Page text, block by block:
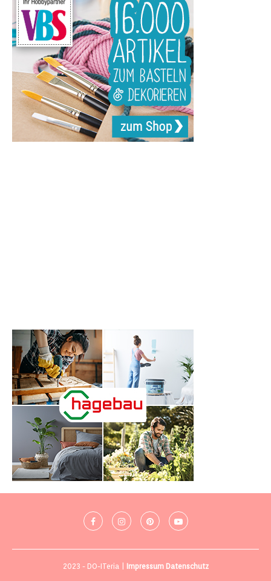
2023 - DO-ITeria | Impressum Datenschutz